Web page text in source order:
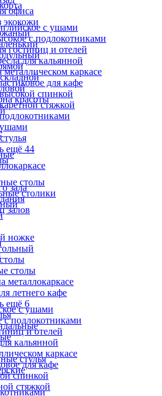
с ушами
с подлокотниками
гостиниц и отелей
для кальянной
металлическом каркасе
для кафе
спинкой
стяжкой
ещё 44
столы
столики
ножке
столы
металлокаркасе
летнего кафе
ещё 6
стулья
офиса
экокожи
красоты
зала
залов
с ушами
с подлокотниками
и отелей
кальянной
каркасе
для кафе
спинкой
стяжкой